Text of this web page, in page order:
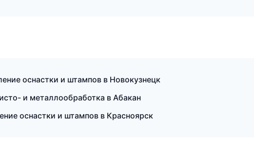
оснастки и штампов в Новокузнецк
и металлообработка в Абакан
оснастки и штампов в Красноярск